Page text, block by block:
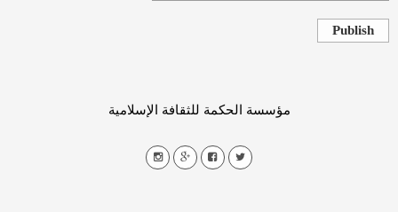
Publish
مؤسسة الحكمة للثقافة الإسلامية